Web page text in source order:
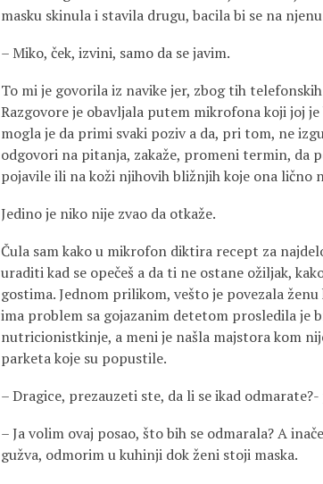
masku skinula i stavila drugu, bacila bi se na
– Miko, ček, izvini, samo da se javim.
To mi je govorila iz navike jer, zbog tih
Razgovore je obavljala putem mikrofona koji joj
mogla je da primi svaki poziv a da, pri tom, ne
odgovori na pitanja, zakaže, promeni termin, da
pojavile ili na koži njihovih bližnjih koje ona lično
Jedino je niko nije zvao da otkaže.
Čula sam kako u mikrofon diktira recept za
uraditi kad se opečeš a da ti ne ostane ožiljak,
gostima. Jednom prilikom, vešto je povezala
ima problem sa gojazanim detetom prosledila
nutricionistkinje, a meni je našla majstora kom
parketa koje su popustile.
– Dragice, prezauzeti ste, da li se ikad
– Ja volim ovaj posao, što bih se odmarala? A
gužva, odmorim u kuhinji dok ženi stoji maska.